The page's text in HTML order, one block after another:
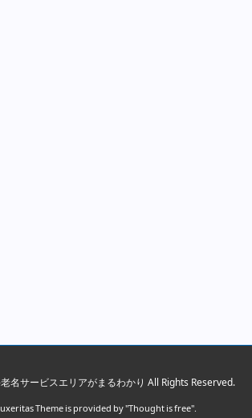
名サービスエリアがまるわかり All Rights Reserved.
Theme is provided by "Thought is free".